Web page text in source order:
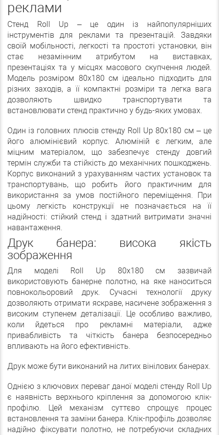
реклами
Стенд Roll Up – це один із найпопулярніших
інструментів для реклами та презентацій. Завдяки
своїй мобільності, легкості та простоті установки, він
стає незамінним атрибутом на виставках,
презентаціях та у місцях масового скупчення людей.
Модель розміром 80х180 см ідеально підходить для
різних заходів, а її компактні розміри та легка вага
дозволяють швидко транспортувати та
встановлювати стенд практично у будь-яких умовах.
Один із головних плюсів стенду Roll Up 80x180 см – це
його алюмінієвий корпус. Алюміній є легким, але
міцним матеріалом, що забезпечує стенду довгий
термін служби та стійкість до механічних пошкоджень.
Корпус виконаний з урахуванням частих установок та
транспортувань, що робить його практичним для
використання за умов постійного переміщення. При
цьому легкість конструкції не позначається на її
надійності: стійкий стенд і здатний витримати значні
навантаження.
Друк банера: висока якість
зображення
Для моделі Roll Up 80x180 см зазвичай
використовують банерне полотно, на яке наноситься
повнокольоровий друк. Сучасні технології друку
дозволяють отримати яскраве, насичене зображення з
високим ступенем деталізації. Це особливо важливо,
коли йдеться про рекламні матеріали, адже
привабливість та чіткість банера безпосередньо
впливають на його ефективність.
Друк може бути виконаний на литих вінілових банерах.
Однією з ключових переваг даної моделі стенду Roll Up
є наявність верхнього кріплення за допомогою клік-
профілю. Цей механізм суттєво спрощує процес
встановлення та заміни банера. Клік-профіль дозволяє
надійно фіксувати полотно, не потребуючи складних